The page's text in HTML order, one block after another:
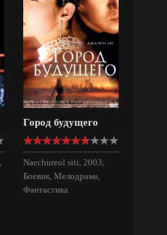
Город будущего
Naechureol siti, 2003;
Боевик, Мелодрама,
Фантастика